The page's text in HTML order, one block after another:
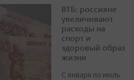
ВТБ: россияне
увеличивают
расходы на
спорт и
здоровый образ
жизни
С января по июль